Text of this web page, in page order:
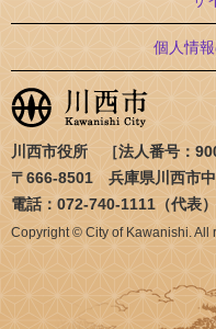
個人情
川西市役所 ［法人番号：
〒666-8501 兵庫県川西市
電話：072-740-1111（代表）
Copyright © City of Kawanishi. All